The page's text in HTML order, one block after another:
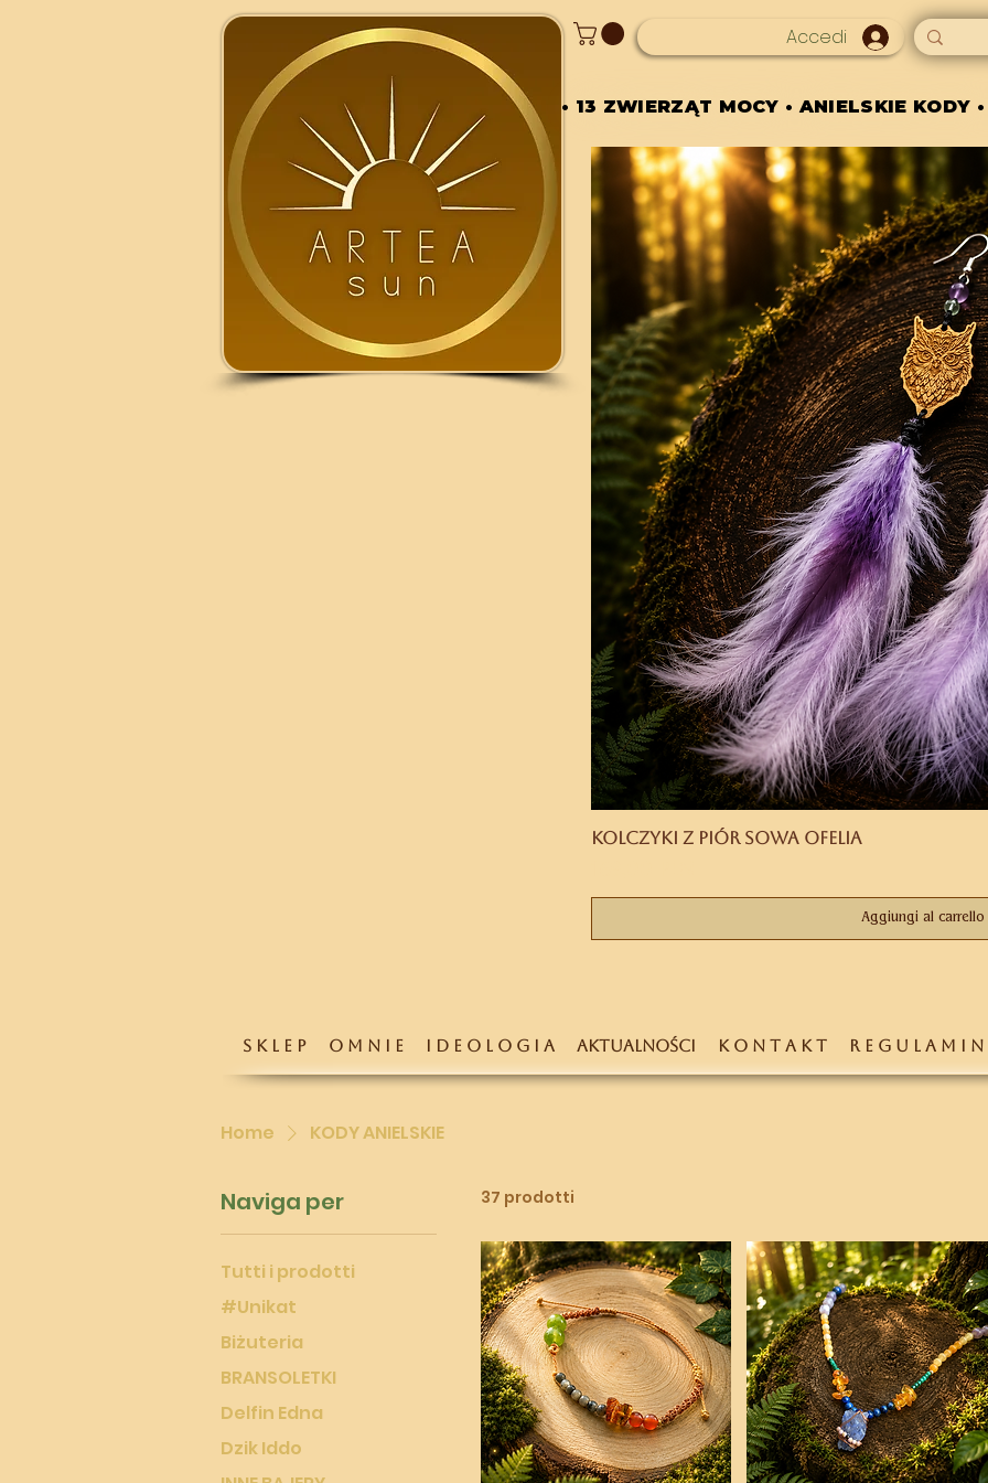
Accedi
• 13 ZWIERZĄT MOCY • ANIELSKIE KODY
• 13 ZWIERZĄT MOCY • ANIELSKIE KODY
Kolczyki z piór Sowa Ofelia
Aggiungi al carrello
S K L E P O M N I E I D E O L O G I A AKTUALNOŚCI K O N T A K T R E G U L A M I N
Home KODY ANIELSKIE
Naviga per
Tutti i prodotti
#Unikat
Biżuteria
BRANSOLETKI
Delfin Edna
Dzik Iddo
37 prodotti